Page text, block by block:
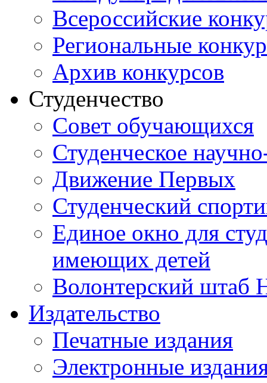
Всероссийские
Региональные
Архив конкурсов
Студенчество
Совет обучающихся
Студенческое
Движение Первых
Студенческий
Единое окно для
имеющих детей
Волонтерский штаб
Издательство
Печатные издания
Электронные